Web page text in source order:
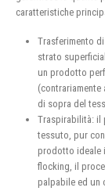
caratteristiche
Trasferimento
strato
un prodotto
(contrariamente
di sopra del
Traspirabilità: il
tessuto, pur
prodotto ideale
flocking, il
palpabile ed un